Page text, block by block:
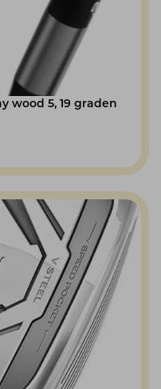
wood 5, 19 graden